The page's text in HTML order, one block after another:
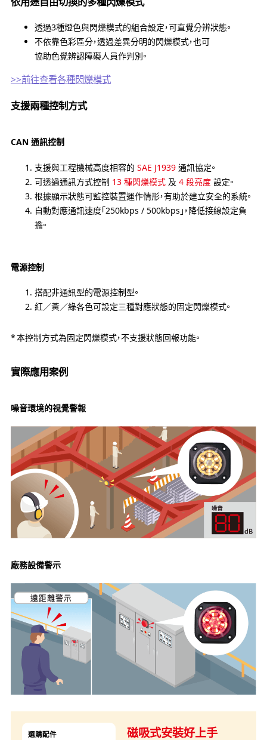
透過3種燈色與閃爍模式的組合設定，可直覺分辨狀態。
不依靠色彩區分，透過差異分明的閃爍模式，也可
協助色覺辨認障礙人員作判別。
>>前往查看各種閃爍模式
支援兩種控制方式
CAN 通訊控制
支援與工程機械高度相容的 SAE J1939通訊協定。
可透過通訊方式控制 13 種閃爍模式及 4 段亮度設定。
根據顯示狀態可監控裝置運作情形，有助於建立安全的系統。
自動對應通訊速度「250kbps / 500kbps」，降低接線設定負
擔。
電源控制
搭配非通訊型的電源控制型。
紅／黃／綠各色可設定三種對應狀態的固定閃爍模式。
本控制方式為固定閃爍模式，不支援狀態回報功能。
實際應用案例
噪音環境的視覺警報
廠務設備警示
選購配件 磁吸式安裝好上手